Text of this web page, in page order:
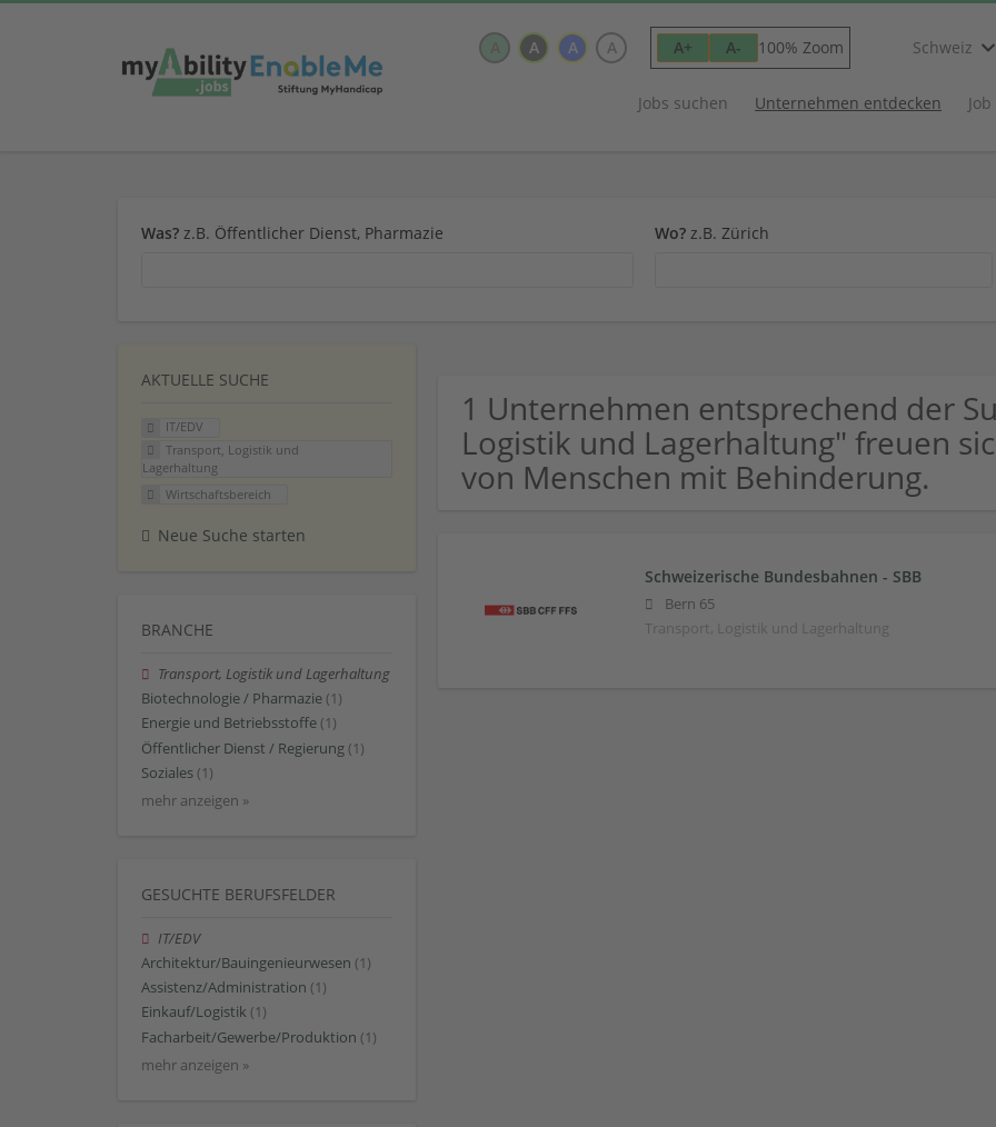
A A A A+ A- 100% Zoom Schweiz
Jobs suchen Unternehmen entdecken
Was? z.B. Öffentlicher Dienst, Pharmazie Wo? z.B. Zürich
AKTUELLE SUCHE
IT/EDV
Transport, Logistik und
Lagerhaltung
Wirtschaftsbereich
Neue Suche starten
BRANCHE
Transport, Logistik und Lagerhaltung
Biotechnologie / Pharmazie (1)
Energie und Betriebsstoffe (1)
Öffentlicher Dienst / Regierung (1)
Soziales (1)
mehr anzeigen »
GESUCHTE BERUFSFELDER
IT/EDV
Architektur/Bauingenieurwesen (1)
Assistenz/Administration (1)
Einkauf/Logistik (1)
Facharbeit/Gewerbe/Produktion (1)
mehr anzeigen »
1 Unternehmen entsprechend der
Logistik und Lagerhaltung" freuen
von Menschen mit Behinderung.
Schweizerische Bundesbahnen - SBB
Bern 65
Transport, Logistik und Lagerhaltung